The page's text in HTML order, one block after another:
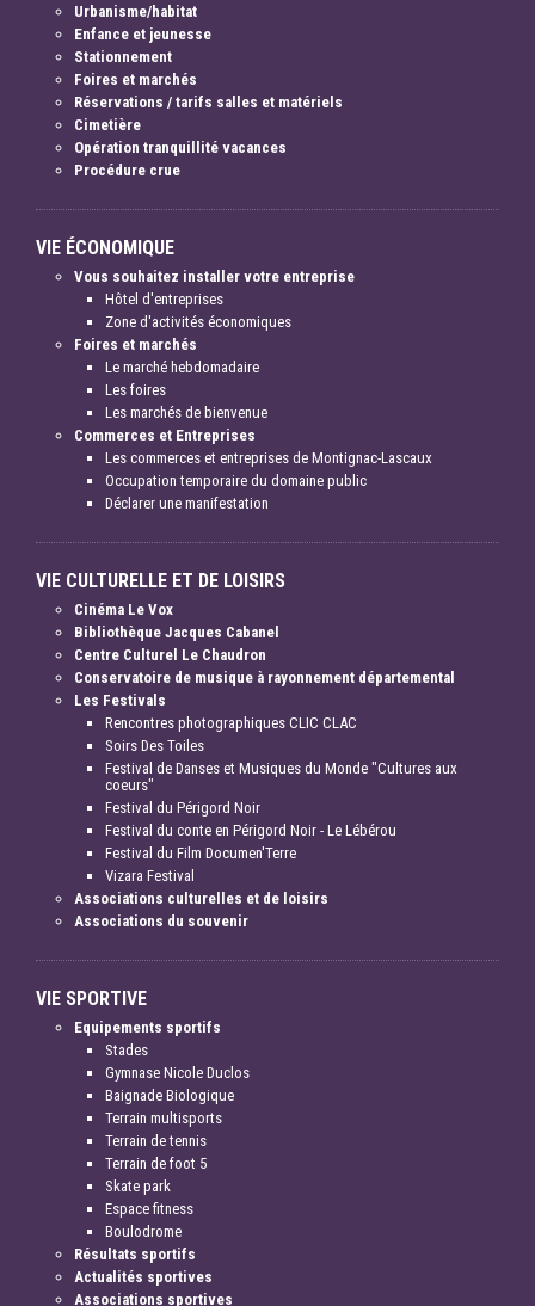
Urbanisme/habitat
Enfance et jeunesse
Stationnement
Foires et marchés
Réservations / tarifs salles et matériels
Cimetière
Opération tranquillité vacances
Procédure crue
VIE ÉCONOMIQUE
Vous souhaitez installer votre entreprise
Hôtel d'entreprises
Zone d'activités économiques
Foires et marchés
Le marché hebdomadaire
Les foires
Les marchés de bienvenue
Commerces et Entreprises
Les commerces et entreprises de Montignac-Lascaux
Occupation temporaire du domaine public
Déclarer une manifestation
VIE CULTURELLE ET DE LOISIRS
Cinéma Le Vox
Bibliothèque Jacques Cabanel
Centre Culturel Le Chaudron
Conservatoire de musique à rayonnement départemental
Les Festivals
Rencontres photographiques CLIC CLAC
Soirs Des Toiles
Festival de Danses et Musiques du Monde "Cultures aux
coeurs"
Festival du Périgord Noir
Festival du conte en Périgord Noir - Le Lébérou
Festival du Film Documen'Terre
Vizara Festival
Associations culturelles et de loisirs
Associations du souvenir
VIE SPORTIVE
Equipements sportifs
Stades
Gymnase Nicole Duclos
Baignade Biologique
Terrain multisports
Terrain de tennis
Terrain de foot 5
Skate park
Espace fitness
Boulodrome
Résultats sportifs
Actualités sportives
Associations sportives